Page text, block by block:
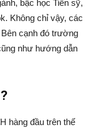
bậc học Tiến sỹ,
Không chỉ vậy, các
cạnh đó trường
như hướng dẫn
hàng đầu trên thế